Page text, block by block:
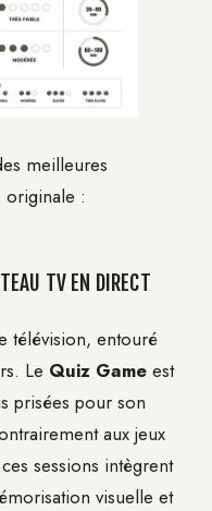
meilleures
originale :
TV EN DIRECT
télévision, entouré
Le Quiz Game est
prisées pour son
aux jeux
sessions intègrent
visuelle et